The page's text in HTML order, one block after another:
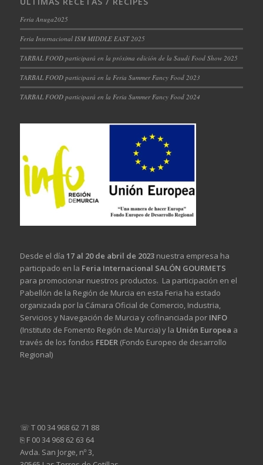
Feria Anuga2025
Feria Internacional ISM MIDDLE EAST 2025
TARBAL FOOD participará en la próxima edición de la Saudi Food Show 2025
TARBAL FOOD participará en la Feria Summer Fancy Food 2023
TARBAL FOOD participará en la Feria Summer Fancy Food 2024
Desde el día 17 al 20 de abril de 2023nuestra empresa ha
participado en la Feria Internacional SALÓN GOURMETS
para promocionar nuestros productos. La participación en el
Pabellón de la Región de Murcia en esta Feria ha estado
organizada por la Cámara Oficial de Comercio, Industria,
Servicios y Navegación de Murcia y cofinanciada por INFO
(Instituto de Fomento Región de Murcia) y la Unión Europea a
través de los fondos FEDER(Fondo Europeo de desarrollo
Regional)
☏ T 00 34 968 62 71 88
⎘ F 00 34 968 62 63 64
Avda. San Jorge, nº 3,